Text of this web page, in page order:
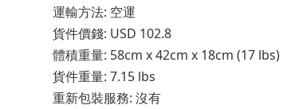
運輸方法: 空運
貨件價錢: USD 102.8
體積重量: 58cm x 42cm x 18cm (17 lbs)
貨件重量: 7.15 lbs
重新包裝服務: 沒有